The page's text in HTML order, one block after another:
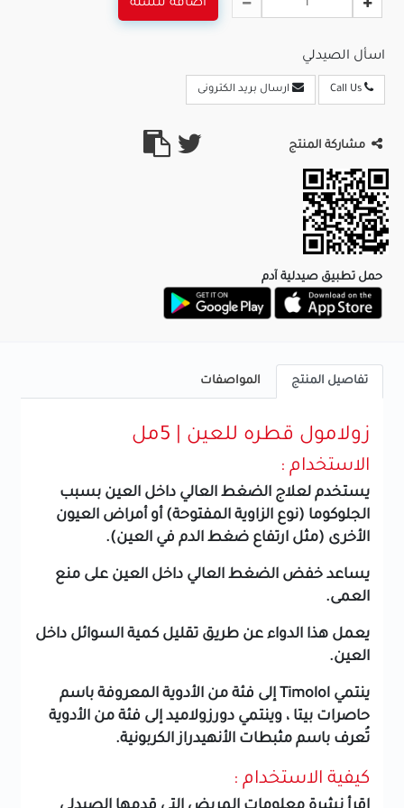
اضافة للسلة
اسأل الصيدلي
ارسال بريد الكترونى
مشاركة المنتج
حمل تطبيق صيدلية آدم
تفاصيل المنتج المواصفات
زولامول قطره للعين | 5مل
الاستخدام :
يستخدم لعلاج الضغط العالي داخل العين بسبب
الجلوكوما (نوع الزاوية المفتوحة) أو أمراض العيون
الأخرى (مثل ارتفاع ضغط الدم في العين).
يساعد خفض الضغط العالي داخل العين على منع
العمى.
يعمل هذا الدواء عن طريق تقليل كمية السوائل داخل
العين.
ينتمي Timolol إلى فئة من الأدوية المعروفة باسم
حاصرات بيتا ، وينتمي دورزولاميد إلى فئة من الأدوية
تُعرف باسم مثبطات الأنهيدراز الكربونية.
كيفية الاستخدام :